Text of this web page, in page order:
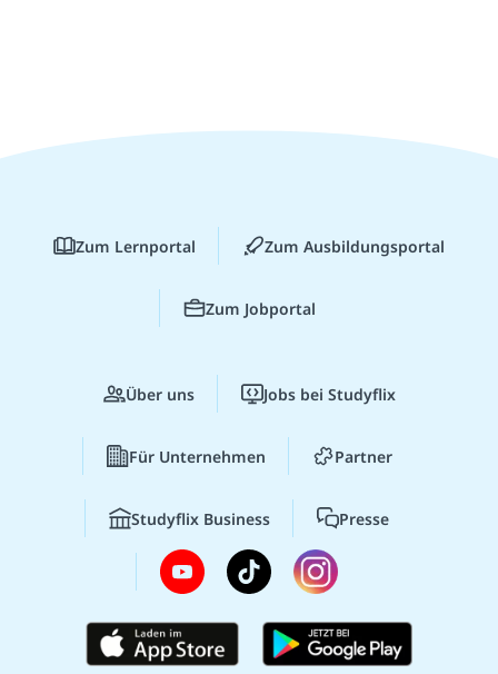
Zum Lernportal Zum Ausbildungsportal
Zum Jobportal
Über uns Jobs bei Studyflix
Für Unternehmen Partner
Studyflix Business Presse